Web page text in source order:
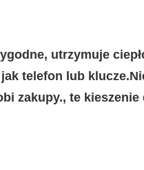
utrzymuje
telefon lub
zakupy., te